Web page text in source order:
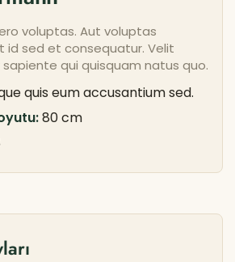
voluptas. Aut voluptas
id sed et consequatur. Velit
qui quisquam natus quo.
quis eum accusantium sed.
80 cm